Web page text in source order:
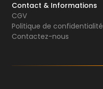
Contact & Informations
CGV
Politique de confidentialité
Contactez-nous